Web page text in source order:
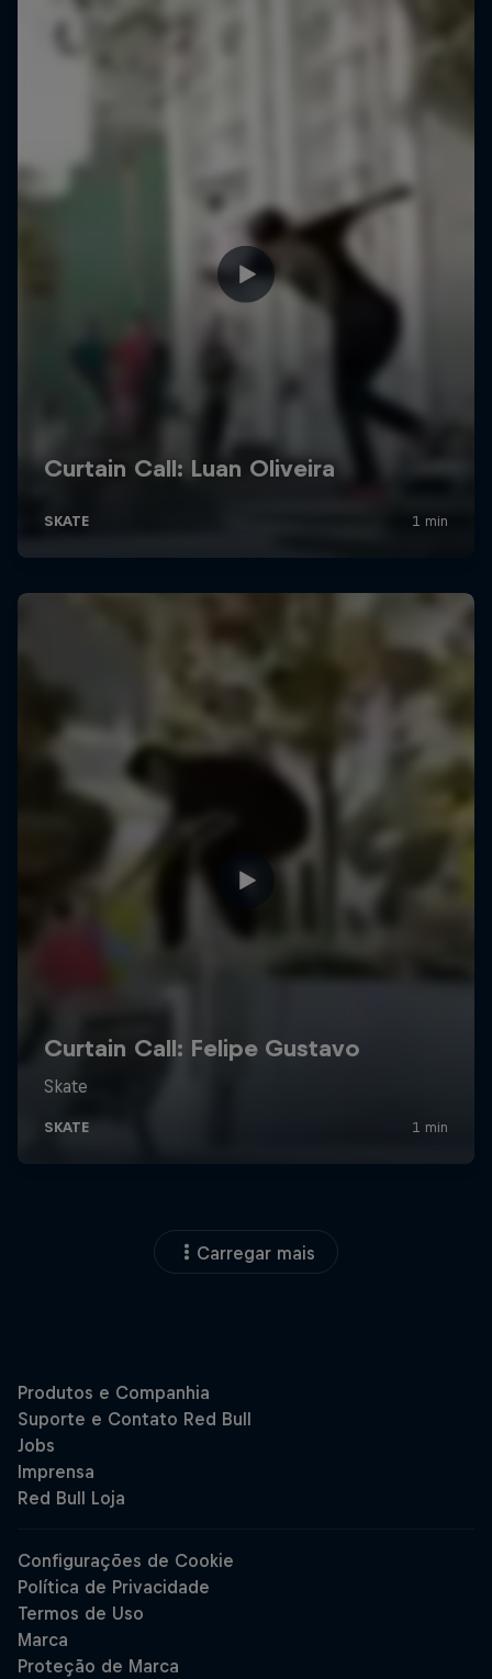
Carregar mais